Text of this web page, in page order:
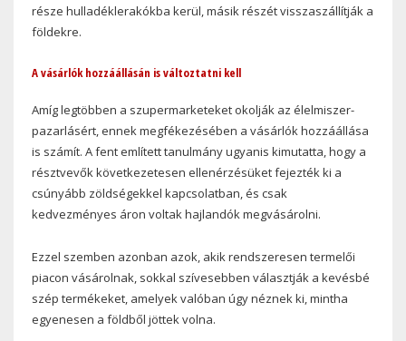
része hulladéklerakókba kerül, másik részét visszaszállítják a
földekre.
A vásárlók hozzáállásán is változtatni kell
Amíg legtöbben a szupermarketeket okolják az élelmiszer-
pazarlásért, ennek megfékezésében a vásárlók hozzáállása
is számít. A fent említett tanulmány ugyanis kimutatta, hogy a
résztvevők következetesen ellenérzésüket fejezték ki a
csúnyább zöldségekkel kapcsolatban, és csak
kedvezményes áron voltak hajlandók megvásárolni.
Ezzel szemben azonban azok, akik rendszeresen termelői
piacon vásárolnak, sokkal szívesebben választják a kevésbé
szép termékeket, amelyek valóban úgy néznek ki, mintha
egyenesen a földből jöttek volna.